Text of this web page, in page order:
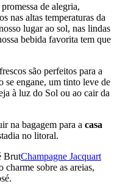
de alegria,
nas altas temperaturas da
lugar ao sol, nas lindas
bebida favorita tem que
são perfeitos para a
se engane, um tinto leve de
à luz do Sol ou ao cair da
na bagagem para a casa
no litoral.
Champagne Jacquart
sobre as areias,